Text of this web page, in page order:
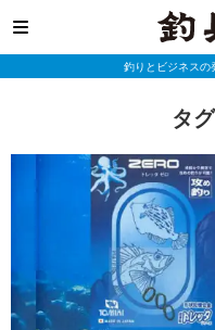
釣りとビジネスの
タ